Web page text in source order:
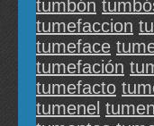
tumbón
tumefaccion
tumeface
tumefación
tumefacto
tumenel